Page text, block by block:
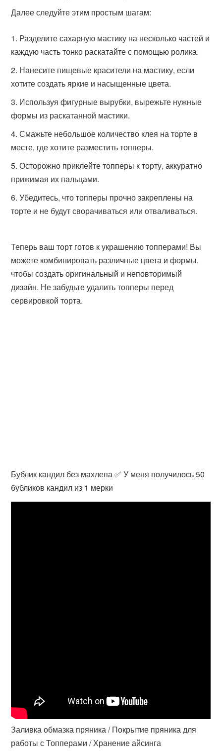
Далее следуйте этим простым шагам:
Разделите сахарную мастику на несколько частей и
каждую часть тонко раскатайте с помощью ролика.
Нанесите пищевые красители на мастику, если
хотите создать яркие и насыщенные цвета.
Используя фигурные вырубки, вырежьте нужные
формы из раскатанной мастики.
Смажьте небольшое количество клея на торте в
месте, где хотите разместить топперы.
Осторожно приклейте топперы к торту, аккуратно
прижимая их пальцами.
Убедитесь, что топперы прочно закреплены на
торте и не будут сворачиваться или отваливаться.
Теперь ваш торт готов к украшению топперами! Вы
можете комбинировать различные цвета и формы,
чтобы создать оригинальный и неповторимый
дизайн. Не забудьте удалить топперы перед
сервировкой торта.
Бублик кандил без махлепа ✅ У меня получилось 50
бубликов кандил из 1 мерки
Заливка обмазка пряника / Покрытие пряника для
работы с Топперами / Хранение айсинга